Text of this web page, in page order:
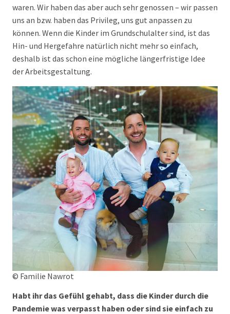
waren. Wir haben das aber auch sehr genossen – wir passen
uns an bzw. haben das Privileg, uns gut anpassen zu
können. Wenn die Kinder im Grundschulalter sind, ist das
Hin- und Hergefahre natürlich nicht mehr so einfach,
deshalb ist das schon eine mögliche längerfristige Idee
der Arbeitsgestaltung.
© Familie Nawrot
Habt ihr das Gefühl gehabt, dass die Kinder durch die
Pandemie was verpasst haben oder sind sie einfach zu